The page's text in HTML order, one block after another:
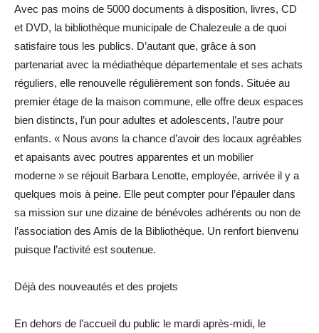
Avec pas moins de 5000 documents à disposition, livres, CD
et DVD, la bibliothèque municipale de Chalezeule a de quoi
satisfaire tous les publics. D’autant que, grâce à son
partenariat avec la médiathèque départementale et ses achats
réguliers, elle renouvelle régulièrement son fonds. Située au
premier étage de la maison commune, elle offre deux espaces
bien distincts, l’un pour adultes et adolescents, l’autre pour
enfants. « Nous avons la chance d’avoir des locaux agréables
et apaisants avec poutres apparentes et un mobilier
moderne » se réjouit Barbara Lenotte, employée, arrivée il y a
quelques mois à peine. Elle peut compter pour l’épauler dans
sa mission sur une dizaine de bénévoles adhérents ou non de
l’association des Amis de la Bibliothèque. Un renfort bienvenu
puisque l’activité est soutenue.
Déjà des nouveautés et des projets
En dehors de l’accueil du public le mardi après-midi, le